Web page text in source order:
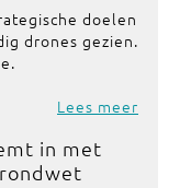
doelen
drones gezien.
Lees meer
in met